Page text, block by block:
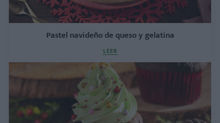
Pastel navideño de queso y gelatina
LEER